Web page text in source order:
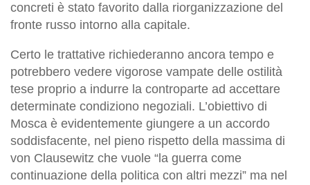
concreti è stato favorito dalla riorganizzazione del
fronte russo intorno alla capitale.
Certo le trattative richiederanno ancora tempo e
potrebbero vedere vigorose vampate delle ostilità
tese proprio a indurre la controparte ad accettare
determinate condiziono negoziali. L’obiettivo di
Mosca è evidentemente giungere a un accordo
soddisfacente, nel pieno rispetto della massima di
von Clausewitz che vuole “la guerra come
continuazione della politica con altri mezzi” ma nel